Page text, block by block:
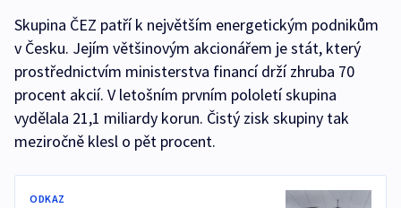
Skupina ČEZ patří k největším energetickým podnikům
v Česku. Jejím většinovým akcionářem je stát, který
prostřednictvím ministerstva financí drží zhruba 70
procent akcií. V letošním prvním pololetí skupina
vydělala 21,1 miliardy korun. Čistý zisk skupiny tak
meziročně klesl o pět procent.
ODKAZ